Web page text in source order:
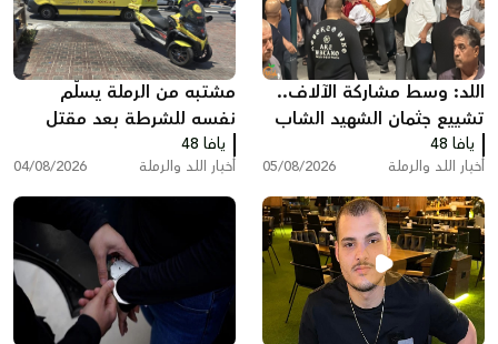
اللد: وسط مشاركة الآلاف..
تشييع جثمان الشهيد الشاب
سامي جعصوص
يافا 48
أخبار اللد والرملة 05/08/2026
مشتبه من الرملة يسلّم
نفسه للشرطة بعد مقتل
محامٍ بإطلاق نار في ريشون
لتسيون
يافا 48
أخبار اللد والرملة 04/08/2026